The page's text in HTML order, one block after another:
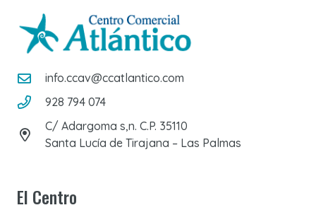
info.ccav@ccatlantico.com
928 794 074
C/ Adargoma s,n. C.P. 35110
Santa Lucía de Tirajana – Las Palmas
El Centro